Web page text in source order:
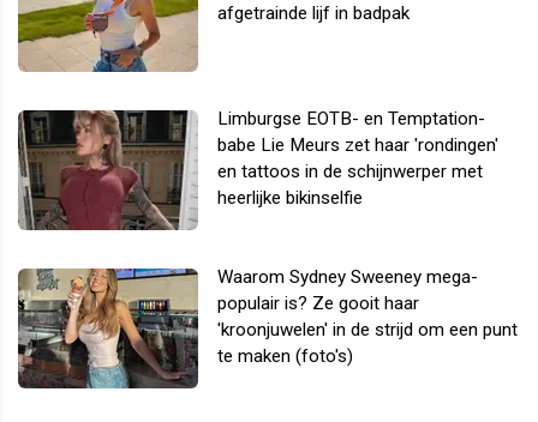
afgetrainde lijf in badpak
Limburgse EOTB- en Temptation-
babe Lie Meurs zet haar 'rondingen'
en tattoos in de schijnwerper met
heerlijke bikinselfie
Waarom Sydney Sweeney mega-
populair is? Ze gooit haar
'kroonjuwelen' in de strijd om een punt
te maken (foto's)